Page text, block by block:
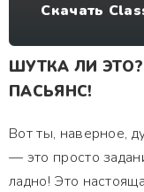
Скачать
ШУТКА ЛИ
ПАСЬЯНС!
Вот ты, наверное,
— это просто
ладно! Это